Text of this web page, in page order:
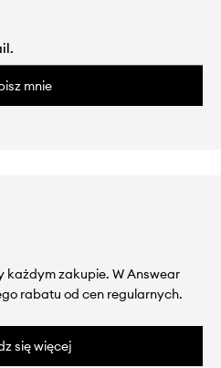
mnie
każdym zakupie. W Answear
rabatu od cen regularnych.
się więcej